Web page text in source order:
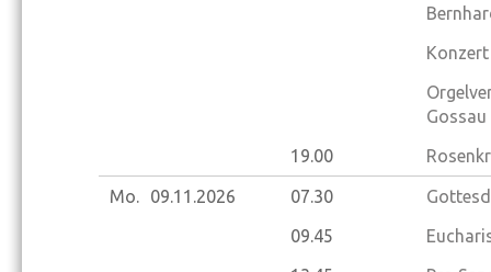
Gossau
19.00
Mo. 09.11.2026 07.30
09.45